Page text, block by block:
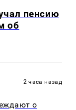
пенсию
об
2 часа назад
о